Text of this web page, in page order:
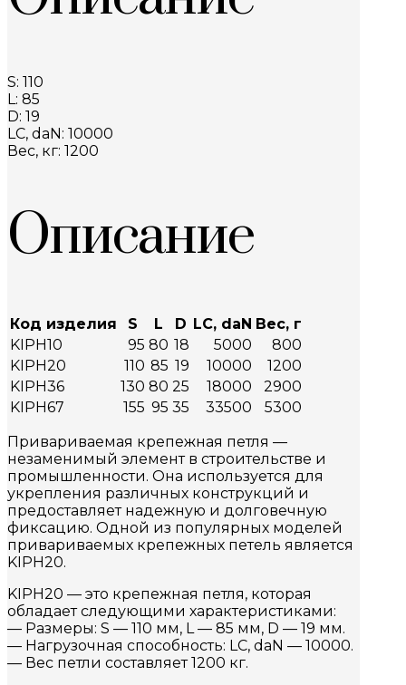
S: 110
L: 85
D: 19
LC, daN: 10000
Вес, кг: 1200
Описание
Код изделия S L D LC, daN Вес, г
KIPH10
95 80 18 5000
800
KIPH20
110 85 19 10000
1200
KIPH36
130 80 25 18000
2900
KIPH67
155 95 35 33500
5300
Привариваемая крепежная петля —
незаменимый элемент в строительстве и
промышленности. Она используется для
укрепления различных конструкций и
предоставляет надежную и долговечную
фиксацию. Одной из популярных моделей
привариваемых крепежных петель является
KIPH20.
KIPH20 — это крепежная петля, которая
обладает следующими характеристиками:
— Размеры: S — 110 мм, L — 85 мм, D — 19 мм.
— Нагрузочная способность: LC, daN — 10000.
— Вес петли составляет 1200 кг.